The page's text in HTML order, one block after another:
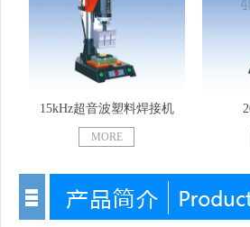
15kHz超音波塑料焊接机
MORE